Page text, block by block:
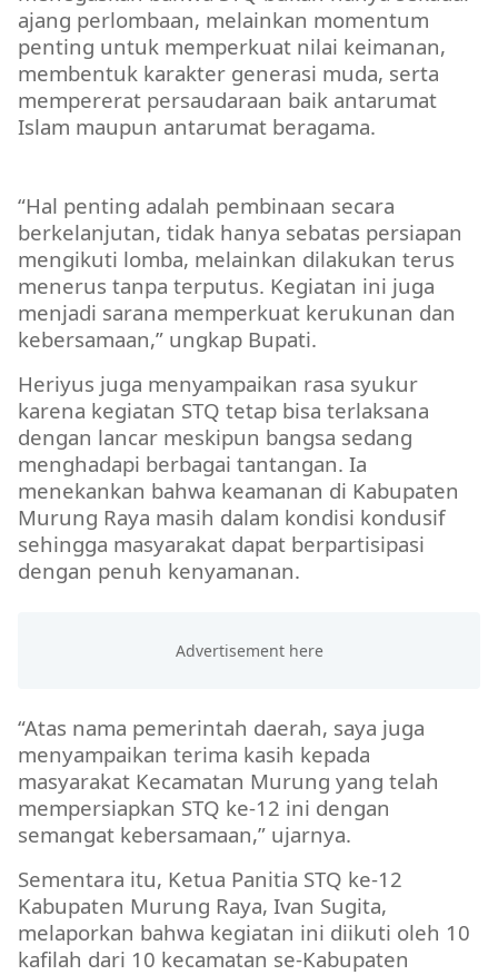
ajang perlombaan, melainkan momentum
penting untuk memperkuat nilai keimanan,
membentuk karakter generasi muda, serta
mempererat persaudaraan baik antarumat
Islam maupun antarumat beragama.
“Hal penting adalah pembinaan secara
berkelanjutan, tidak hanya sebatas persiapan
mengikuti lomba, melainkan dilakukan terus
menerus tanpa terputus. Kegiatan ini juga
menjadi sarana memperkuat kerukunan dan
kebersamaan,” ungkap Bupati.
Heriyus juga menyampaikan rasa syukur
karena kegiatan STQ tetap bisa terlaksana
dengan lancar meskipun bangsa sedang
menghadapi berbagai tantangan. Ia
menekankan bahwa keamanan di Kabupaten
Murung Raya masih dalam kondisi kondusif
sehingga masyarakat dapat berpartisipasi
dengan penuh kenyamanan.
“Atas nama pemerintah daerah, saya juga
menyampaikan terima kasih kepada
masyarakat Kecamatan Murung yang telah
mempersiapkan STQ ke-12 ini dengan
semangat kebersamaan,” ujarnya.
Sementara itu, Ketua Panitia STQ ke-12
Kabupaten Murung Raya, Ivan Sugita,
melaporkan bahwa kegiatan ini diikuti oleh 10
kafilah dari 10 kecamatan se-Kabupaten